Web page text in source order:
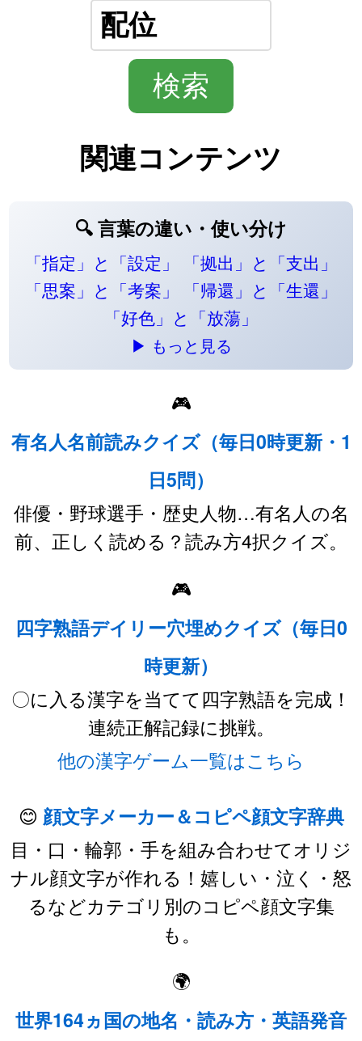
関連コンテンツ
🔍 言葉の違い・使い分け
「指定」と「設定」
「拠出」と「支出」
「思案」と「考案」
「帰還」と「生還」
「好色」と「放蕩」
▶ もっと見る
🎮
有名人名前読みクイズ（毎日0時更新・1
日5問）
俳優・野球選手・歴史人物…有名人の名
前、正しく読める？読み方4択クイズ。
🎮
四字熟語デイリー穴埋めクイズ（毎日0
時更新）
〇に入る漢字を当てて四字熟語を完成！
連続正解記録に挑戦。
他の漢字ゲーム一覧はこちら
😊 顔文字メーカー＆コピペ顔文字辞典
目・口・輪郭・手を組み合わせてオリジ
ナル顔文字が作れる！嬉しい・泣く・怒
るなどカテゴリ別のコピペ顔文字集
も。
🌍
世界164ヵ国の地名・読み方・英語発音